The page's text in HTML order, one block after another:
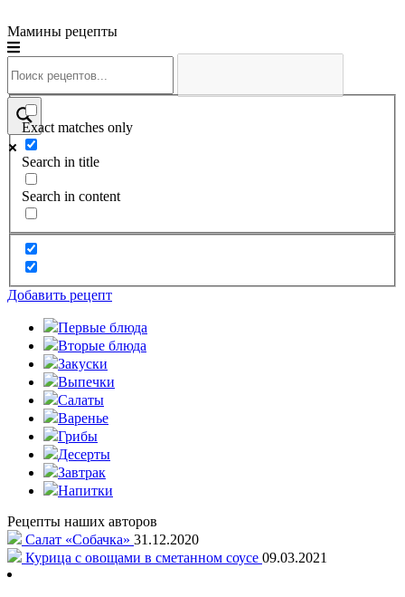
Мамины рецепты
Exact matches only
Search in title
Search in content
Добавить рецепт
Первые блюда
Вторые блюда
Закуски
Выпечки
Салаты
Варенье
Грибы
Десерты
Завтрак
Напитки
Рецепты наших авторов
Салат «Собачка» 31.12.2020
Курица с овощами в сметанном соусе 09.03.2021